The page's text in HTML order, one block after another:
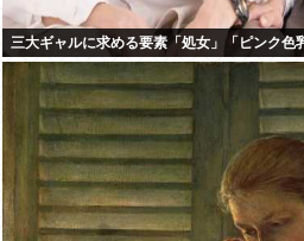
三大ギャルに求める要素「処女」「ピンク色